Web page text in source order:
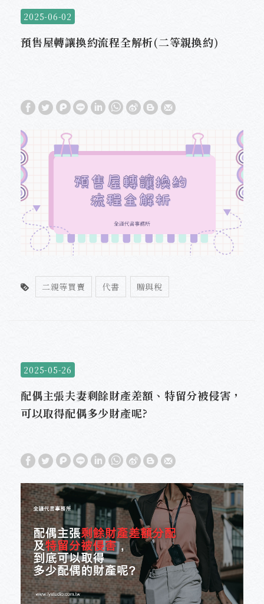
2025-06-02
預售屋轉讓換約流程全解析(二等親換約)
二親等買賣 代書 贈與稅
2025-05-26
配偶主張夫妻剩餘財產差額、特留分被侵害，
可以取得配偶多少財產呢?